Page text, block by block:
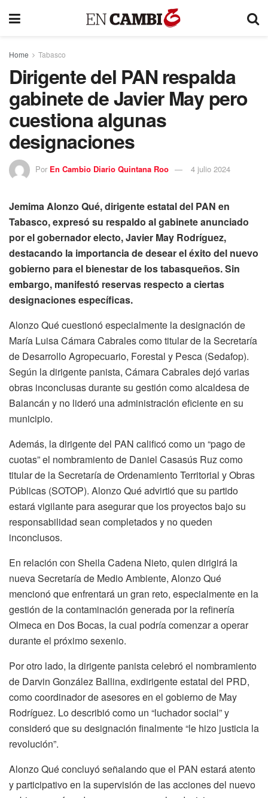
Home Tabasco
Dirigente del PAN respalda
gabinete de Javier May pero
cuestiona algunas
designaciones
Por En Cambio Diario Quintana Roo 4 julio 2024
Jemima Alonzo Qué, dirigente estatal del PAN en
Tabasco, expresó su respaldo al gabinete anunciado
por el gobernador electo, Javier May Rodríguez,
destacando la importancia de desear el éxito del nuevo
gobierno para el bienestar de los tabasqueños. Sin
embargo, manifestó reservas respecto a ciertas
designaciones específicas.
Alonzo Qué cuestionó especialmente la designación de
María Luisa Cámara Cabrales como titular de la Secretaría
de Desarrollo Agropecuario, Forestal y Pesca (Sedafop).
Según la dirigente panista, Cámara Cabrales dejó varias
obras inconclusas durante su gestión como alcaldesa de
Balancán y no lideró una administración eficiente en su
municipio.
Además, la dirigente del PAN calificó como un “pago de
cuotas” el nombramiento de Daniel Casasús Ruz como
titular de la Secretaría de Ordenamiento Territorial y Obras
Públicas (SOTOP). Alonzo Qué advirtió que su partido
estará vigilante para asegurar que los proyectos bajo su
responsabilidad sean completados y no queden
inconclusos.
En relación con Sheila Cadena Nieto, quien dirigirá la
nueva Secretaría de Medio Ambiente, Alonzo Qué
mencionó que enfrentará un gran reto, especialmente en la
gestión de la contaminación generada por la refinería
Olmeca en Dos Bocas, la cual podría comenzar a operar
durante el próximo sexenio.
Por otro lado, la dirigente panista celebró el nombramiento
de Darvin González Ballina, exdirigente estatal del PRD,
como coordinador de asesores en el gobierno de May
Rodríguez. Lo describió como un “luchador social” y
consideró que su designación finalmente “le hizo justicia la
revolución”.
Alonzo Qué concluyó señalando que el PAN estará atento
y participativo en la supervisión de las acciones del nuevo